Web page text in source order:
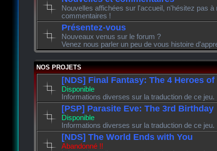
Nouvelles affichées sur l'accueil, n'hésitez pas à
commentaires !
Présentez-vous
Nouveaux venus sur le forum ?
Venez nous parler un peu de vous histoire
NOS PROJETS
[NDS] Final Fantasy: The 4 Heroes
Disponible
Informations diverses sur la traduction de ce jeu.
[PSP] Parasite Eve: The 3rd Birthday
Disponible
Informations diverses sur la traduction de ce jeu.
[NDS] The World Ends with You
Abandonné !!